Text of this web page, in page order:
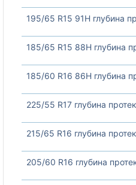
195/65 R15 91H глубина
185/65 R15 88H глубина
185/60 R16 86H глубина
225/55 R17 глубина
215/65 R16 глубина
205/60 R16 глубина